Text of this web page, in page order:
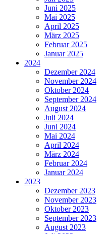
Juni 2025
Mai 2025
April 2025
März 2025
Februar 2025
Januar 2025
2024
Dezember 2024
November 2024
Oktober 2024
September 2024
August 2024
Juli 2024
Juni 2024
Mai 2024
April 2024
März 2024
Februar 2024
Januar 2024
2023
Dezember 2023
November 2023
Oktober 2023
September 2023
August 2023